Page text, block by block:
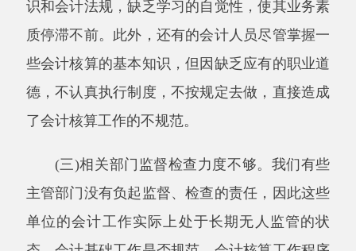
培训和考核，不断提高他们的业务水平。财政部
门在认真按照财政部《会计继续教育暂行规定》
的内容与形式组织培训时，应更注重培训的实用
性，如对不同层次的会计人员采取不同的培训方
式,针对各单位普遍存在问题采取专项培训等以
平，使其知识和技能不断得到更新、补充、拓展
和提高。
(二)狠抓会计法律、法规制度的普及，规范